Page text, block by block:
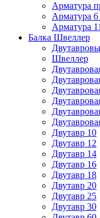
Арматура
Арматура
Арматура
Балка Швеллер
Швеллер
Двутавр 10
Двутавр 12
Двутавр 14
Двутавр 16
Двутавр 18
Двутавр 20
Двутавр 25
Двутавр 30